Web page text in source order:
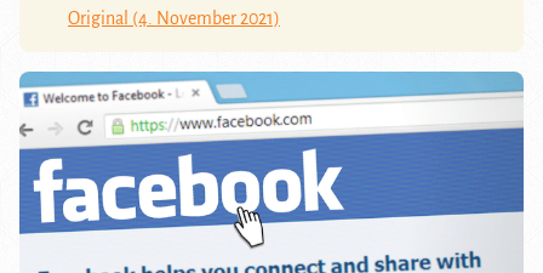
Original (4. November 2021)